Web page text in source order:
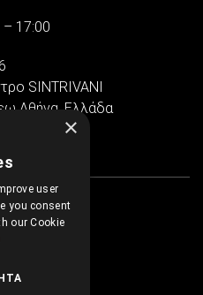
17:00
SINTRIVANI
Αθήνα, Ελλάδα
×
user
you consent
our Cookie